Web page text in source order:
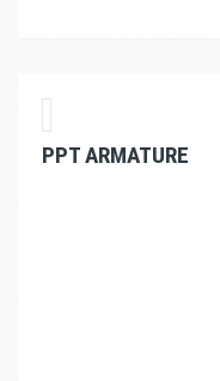
PPT ARMATURE